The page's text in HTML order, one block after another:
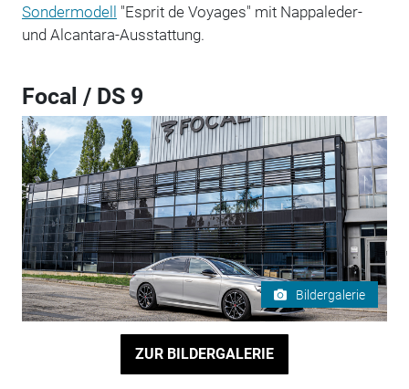
Sondermodell "Esprit de Voyages" mit Nappaleder-
und Alcantara-Ausstattung.
Focal / DS 9
Bildergalerie
ZUR BILDERGALERIE